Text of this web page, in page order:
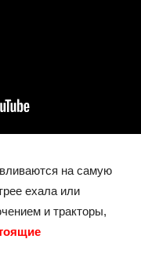
на самую
ехала или
и тракторы,